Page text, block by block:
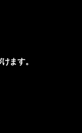
ます。